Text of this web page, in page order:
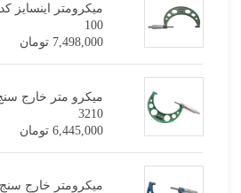
100
7,498,000 تومان
3210
6,445,000 تومان